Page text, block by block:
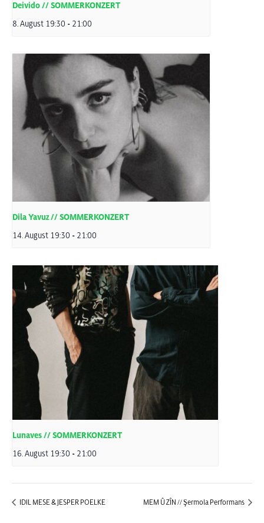
Deivido // SOMMERKONZERT
8. August 19:30 - 21:00
Dila Yavuz // SOMMERKONZERT
14. August 19:30 - 21:00
Lunaves // SOMMERKONZERT
16. August 19:30 - 21:00
IDIL MESE & JESPER POELKE MEM Û ZÎN // Şermola Performans